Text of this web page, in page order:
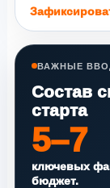
ВАЖНЫЕ
Состав
старта
5–7
ключевых
бюджет.